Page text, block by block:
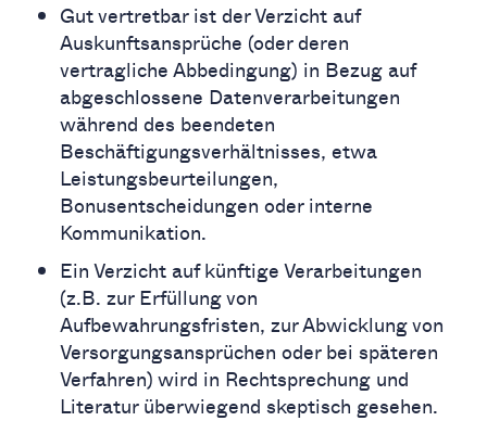
Gut vertretbar ist der Verzicht auf
Auskunftsansprüche (oder deren
vertragliche Abbedingung) in Bezug auf
abgeschlossene Datenverarbeitungen
während des beendeten
Beschäftigungsverhältnisses, etwa
Leistungsbeurteilungen,
Bonusentscheidungen oder interne
Kommunikation.
Ein Verzicht auf künftige Verarbeitungen
(z.B. zur Erfüllung von
Aufbewahrungsfristen, zur Abwicklung von
Versorgungsansprüchen oder bei späteren
Verfahren) wird in Rechtsprechung und
Literatur überwiegend skeptisch gesehen.